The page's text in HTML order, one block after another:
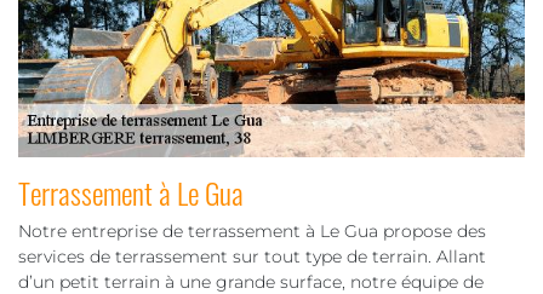
Terrassement à Le Gua
Notre entreprise de terrassement à Le Gua propose des
services de terrassement sur tout type de terrain. Allant
d’un petit terrain à une grande surface, notre équipe de